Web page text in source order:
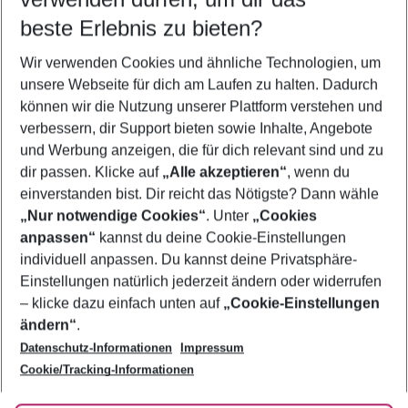
5-8 Nächte
2 Erwachsene Keine Kinder
Mehr Filter anzeigen
Footer
Footer navigation
Über uns
AGB
Bestpreisgarantie
Cookie-Einstellungen ändern
Cookie-Richtlinie
Agenturbetreuung
Barrierefreies Reisen
Folge uns
beste Erlebnis zu bieten?
Wir verwenden Cookies und ähnliche Technologien, um
unsere Webseite für dich am Laufen zu halten. Dadurch
können wir die Nutzung unserer Plattform verstehen und
verbessern, dir Support bieten sowie Inhalte, Angebote
und Werbung anzeigen, die für dich relevant sind und zu
dir passen. Klicke auf „Alle akzeptieren“, wenn du
einverstanden bist. Dir reicht das Nötigste? Dann wähle
„Nur notwendige Cookies“. Unter „Cookies
anpassen“ kannst du deine Cookie-Einstellungen
individuell anpassen. Du kannst deine Privatsphäre-
Einstellungen natürlich jederzeit ändern oder widerrufen
– klicke dazu einfach unten auf „Cookie-Einstellungen
ändern“.
Datenschutz-Informationen
Impressum
Cookie/Tracking-Informationen